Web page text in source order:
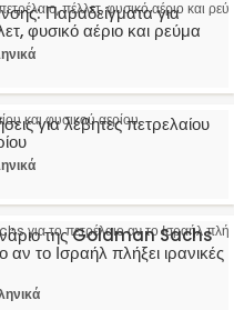
Παραδείγματα για
φυσικό αέριο και ρεύμα
για λέβητες πετρελαίου
της Goldman Sachs
αν το Ισραήλ πλήξει ιρανικές